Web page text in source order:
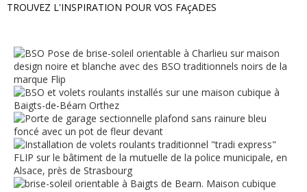
TROUVEZ L'INSPIRATION POUR VOS FAçADES